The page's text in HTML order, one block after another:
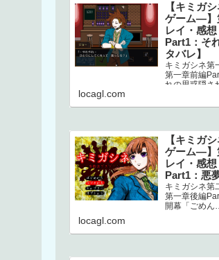
【キミガ
ゲーム―】
レイ・感
Part1：そ
タバレ】
キミガシネ第
第一章前編
れの思惑隠さ
locagl.com
【キミガ
ゲーム―】
レイ・感
Part1：悪
キミガシネ第
第一章後編
開幕「ごめ
ら…
locagl.com